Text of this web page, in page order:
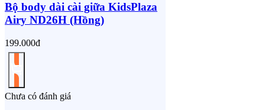
Bộ body dài cài giữa KidsPlaza
Airy ND26H (Hồng)
199.000đ
Chưa có đánh giá